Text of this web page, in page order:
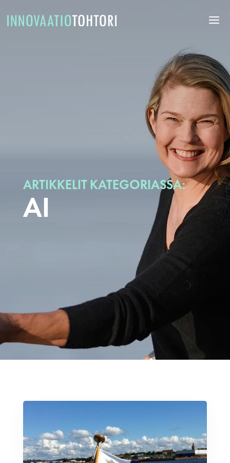
ARTIKKELIT KATEGORIASSA:
AI